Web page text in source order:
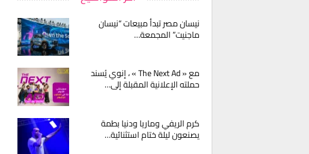
نيسان مصر تبدأ مبيعات “نيسان
ماجنيت” المجمعة…
مع « The Next Ad » ، إنوي يُسند
حملته الإعلانية المقبلة إلى…
كرم الريفي وماريا ودنيا بطمة
يصنعون ليلة ختام استثنائية…